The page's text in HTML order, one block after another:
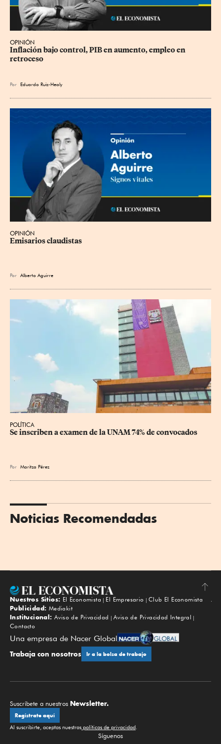
OPINIÓN
Inflación bajo control, PIB en aumento, empleo en
retroceso
Por Eduardo Ruiz-Healy
OPINIÓN
Emisarios claudistas
Por Alberto Aguirre
POLÍTICA
Se inscriben a examen de la UNAM 74% de convocados
Por Maritza Pérez
Noticias Recomendadas
Subir
Nuestros Sitios: El Economista El Empresario
Club El Economista
Publicidad: Mediakit
Institucional: Aviso de Privacidad
Aviso de Privacidad Integral
Contacto
Una empresa de Nacer Global
Trabaja con nosotros Ir a la bolsa de trabajo
Suscríbete a nuestros Newsletter.
Regístrate aquí
Al suscribirte, aceptas nuestras políticas de privacidad
Síguenos